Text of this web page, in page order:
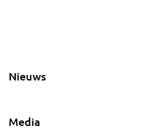
Nieuws
Media